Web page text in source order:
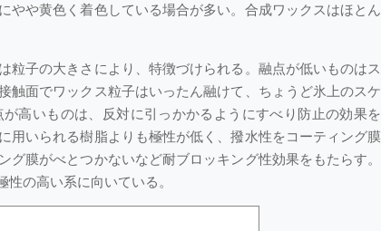
や黄色く着色している場合が多い。合成ワックスはほと
子の大きさにより、特徴づけられる。融点が低いものはス
面でワックス粒子はいったん融けて、ちょうど氷上のス
高いものは、反対に引っかかるようにすべり防止の効果
いられる樹脂よりも極性が低く、撥水性をコーティング
膜がべとつかないなど耐ブロッキング性効果をもたらす
の高い系に向いている。